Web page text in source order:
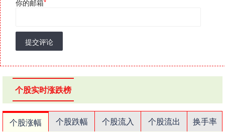
你的邮箱*
提交评论
个股实时涨跌榜
个股涨幅 个股跌幅 个股流入 个股流出
换手率